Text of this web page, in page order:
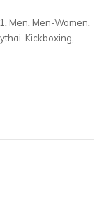
Men Men-Women
Kickboxing